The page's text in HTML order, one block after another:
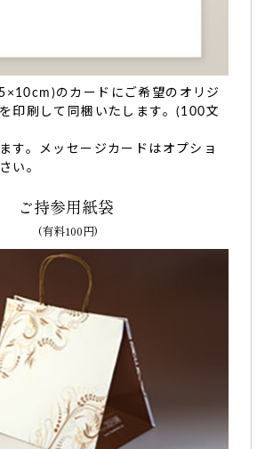
のカードにご希望のオリジ
印刷して同梱いたします。(100文
す。メッセージカードはオプショ
い。
ご持参用紙袋
(有料100円)